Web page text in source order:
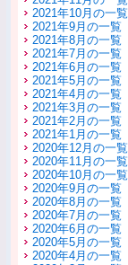
2021年10月の一覧
2021年9月の一覧
2021年8月の一覧
2021年7月の一覧
2021年6月の一覧
2021年5月の一覧
2021年4月の一覧
2021年3月の一覧
2021年2月の一覧
2021年1月の一覧
2020年12月の一覧
2020年11月の一覧
2020年10月の一覧
2020年9月の一覧
2020年8月の一覧
2020年7月の一覧
2020年6月の一覧
2020年5月の一覧
2020年4月の一覧